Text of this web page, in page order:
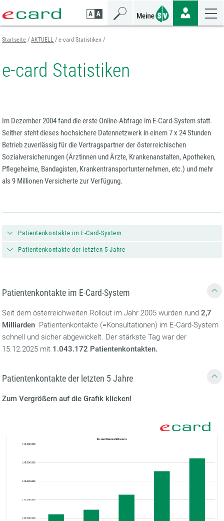
Seiteninhalt
springen
Navigation
springen
Mobilen
Navigation
springen
Startseite AKTUELL e-card Statistiken
e-card Statistiken
Im Dezember 2004 fand die erste Online-Abfrage im E-Card-System statt.
Seither steht dieses hochsichere Datennetzwerk in einem 7 x 24 Stunden
Betrieb zuverlässig für die Vertragspartner der österreichischen
Sozialversicherungen (Ärztinnen und Ärzte, Krankenanstalten, Apotheken,
Pflegeheime, Bandagisten, Krankentransportunternehmen, etc.) und mehr
als 9 Millionen Versicherte zur Verfügung.
Patientenkontakte im E-Card-System
Patientenkontakte der letzten 5 Jahre
Patientenkontakte im E-Card-System
Seit dem österreichweiten Rollout im Jahr 2005 wurden rund2,7
Milliarden Patientenkontakte (=Konsultationen) im E-Card-System
schnell und sicher abgewickelt. Der stärkste Tag war der
15.12.2025 mit 1.043.172 Patientenkontakten.
Patientenkontakte der letzten 5 Jahre
Zum Vergrößern auf die Grafik klicken!